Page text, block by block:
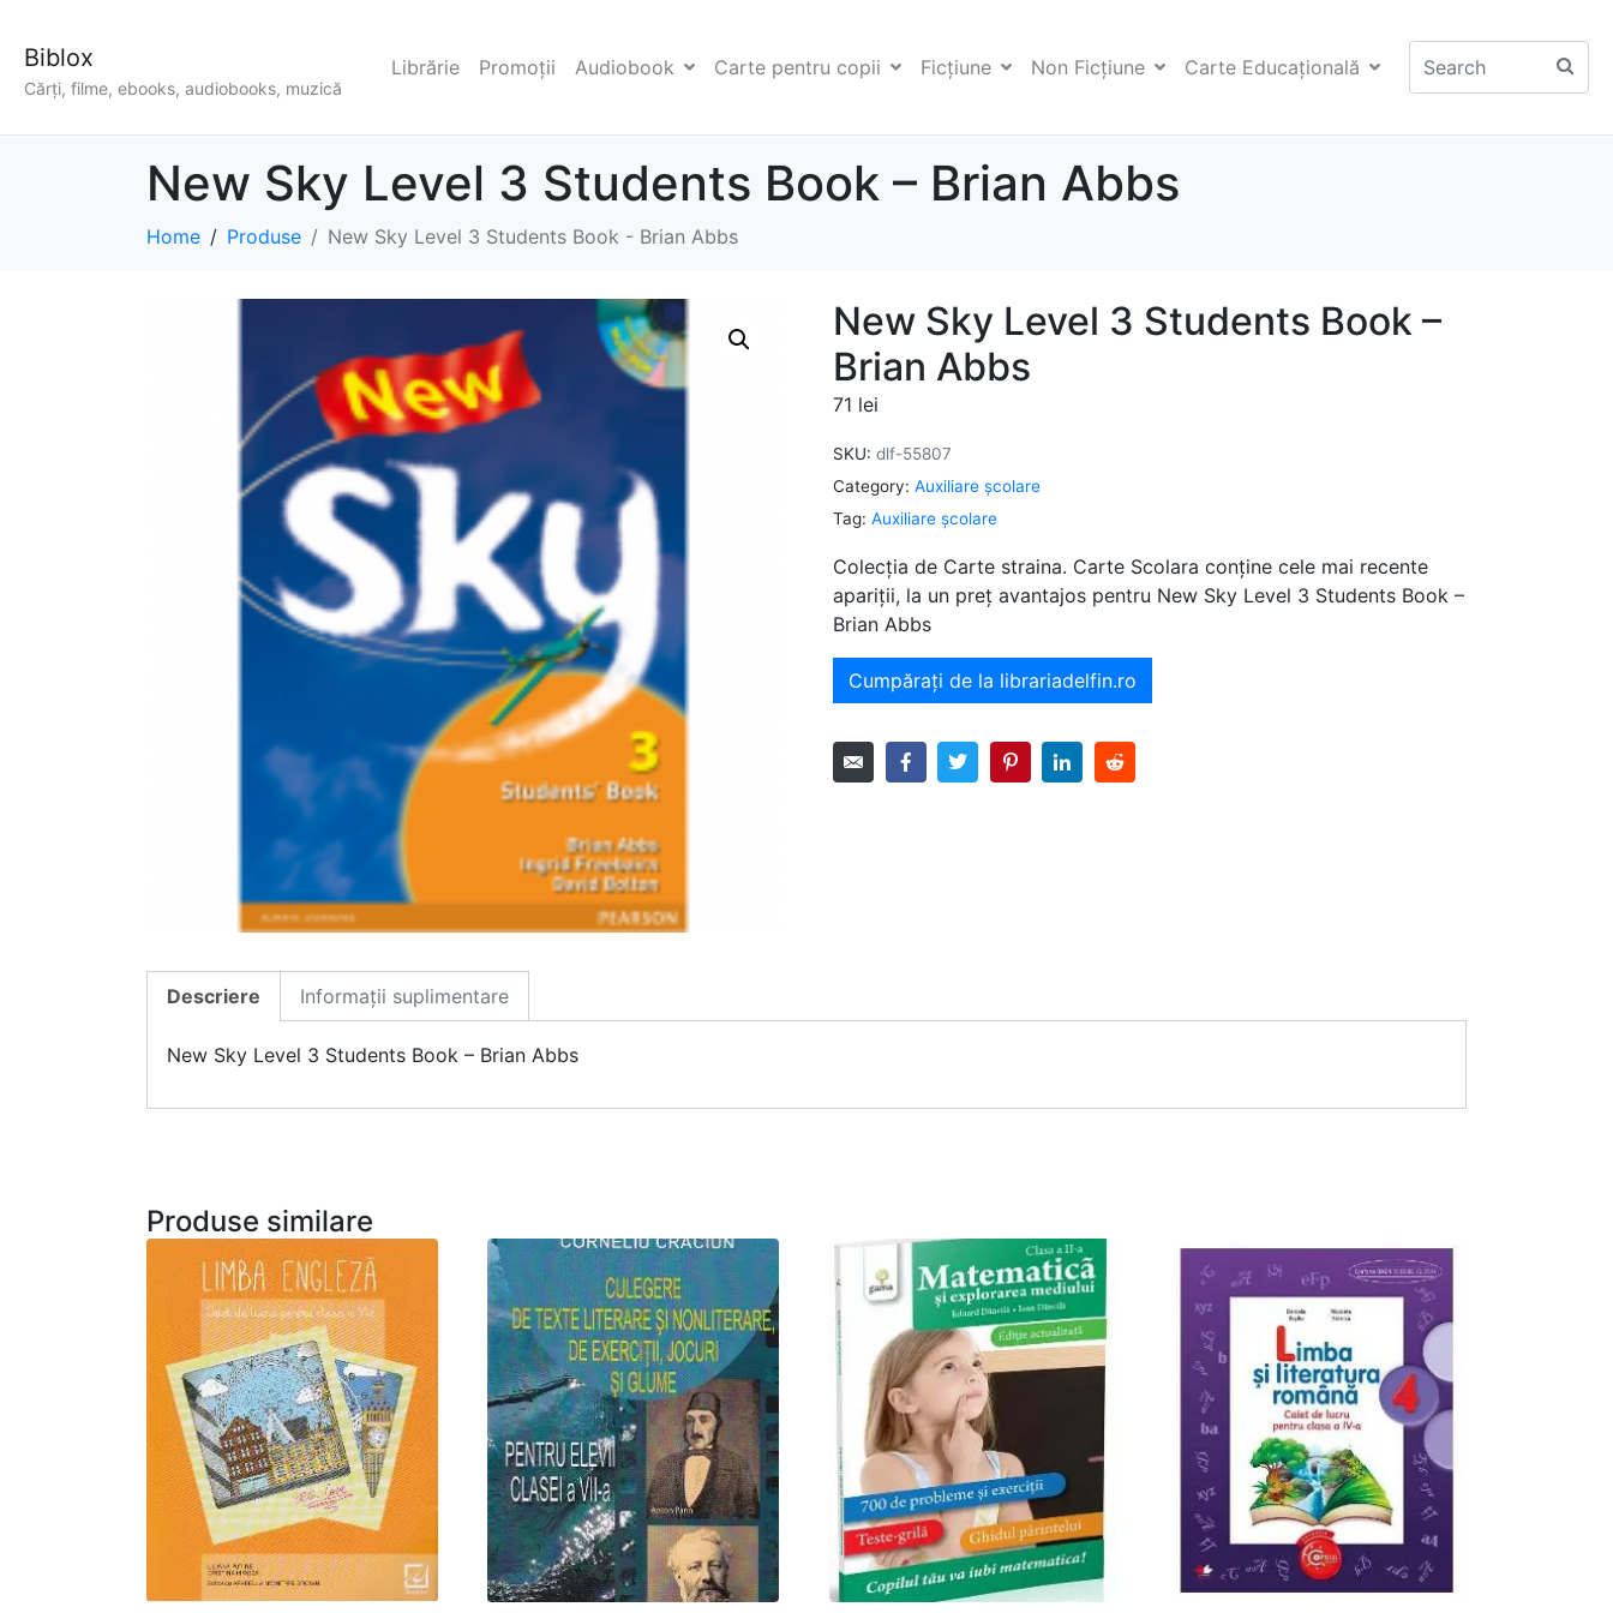
Biblox
Cărți, filme, ebooks, audiobooks, muzică
Librărie Promoții Audiobook Carte pentru copii Ficţiune Non Ficţiune Carte Educaţională
New Sky Level 3 Students Book – Brian Abbs
Home Produse New Sky Level 3 Students Book - Brian Abbs
New Sky Level 3 Students Book –
Brian Abbs
71 lei
SKU: dlf-55807
Category: Auxiliare şcolare
Tag: Auxiliare şcolare
Colecția de Carte straina. Carte Scolara conține cele mai recente
apariții, la un preț avantajos pentru New Sky Level 3 Students Book –
Brian Abbs
Cumpărați de la librariadelfin.ro
Descriere Informații suplimentare
New Sky Level 3 Students Book – Brian Abbs
Produse similare